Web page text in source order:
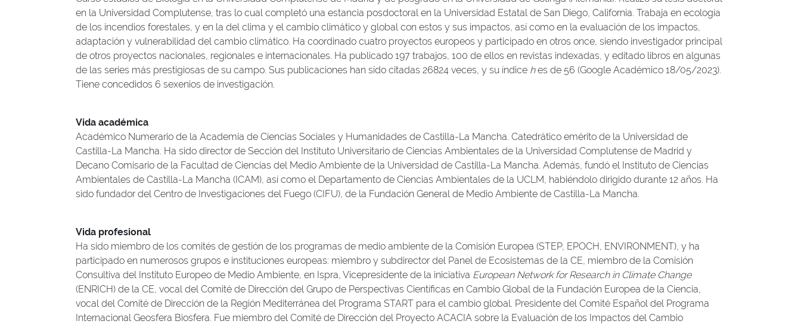
en la Universidad Complutense, tras lo cual completó una estancia posdoctoral en la Universidad Estatal de San Diego, California. Trabaja en ecología
de los incendios forestales, y en la del clima y el cambio climático y global con estos y sus impactos, así como en la evaluación de los impactos,
adaptación y vulnerabilidad del cambio climático. Ha coordinado cuatro proyectos europeos y participado en otros once, siendo investigador principal
de otros proyectos nacionales, regionales e internacionales. Ha publicado 197 trabajos, 100 de ellos en revistas indexadas, y editado libros en algunas
de las series más prestigiosas de su campo. Sus publicaciones han sido citadas 26824 veces, y su índice hes de 56 (Google Académico 18/05/2023).
Tiene concedidos 6 sexenios de investigación.
Vida académica
Académico Numerario de la Academia de Ciencias Sociales y Humanidades de Castilla-La Mancha. Catedrático emérito de la Universidad de
Castilla-La Mancha. Ha sido director de Sección del Instituto Universitario de Ciencias Ambientales de la Universidad Complutense de Madrid y
Decano Comisario de la Facultad de Ciencias del Medio Ambiente de la Universidad de Castilla-La Mancha. Además, fundó el Instituto de Ciencias
Ambientales de Castilla-La Mancha (ICAM), así como el Departamento de Ciencias Ambientales de la UCLM, habiéndolo dirigido durante 12 años. Ha
sido fundador del Centro de Investigaciones del Fuego (CIFU), de la Fundación General de Medio Ambiente de Castilla-La Mancha.
Vida profesional
Ha sido miembro de los comités de gestión de los programas de medio ambiente de la Comisión Europea (STEP, EPOCH, ENVIRONMENT), y ha
participado en numerosos grupos e instituciones europeas: miembro y subdirector del Panel de Ecosistemas de la CE, miembro de la Comisión
Consultiva del Instituto Europeo de Medio Ambiente, en Ispra, Vicepresidente de la iniciativa European Network for Research in Climate Change
(ENRICH) de la CE, vocal del Comité de Dirección del Grupo de Perspectivas Científicas en Cambio Global de la Fundación Europea de la Ciencia,
vocal del Comité de Dirección de la Región Mediterránea del Programa START para el cambio global. Presidente del Comité Español del Programa
Internacional Geosfera Biosfera. Fue miembro del Comité de Dirección del Proyecto ACACIA sobre la Evaluación de los Impactos del Cambio